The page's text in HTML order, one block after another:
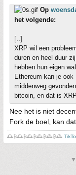
Op
het volgende:
[..]
XRP wil een
duren en heel duur
hebben hun eigen
Ethereum kan je
middenweg
bitcoin, en dat is
Nee het is niet
Fork de boel, kan
🕰️₿🕰️₿🕰️₿🕰️₿🕰️₿🕰️
▼